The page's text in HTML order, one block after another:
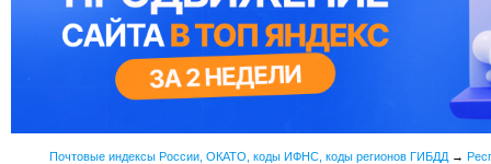
Почтовые индексы России, ОКАТО, коды ИФНС, коды регионов ГИБДД →